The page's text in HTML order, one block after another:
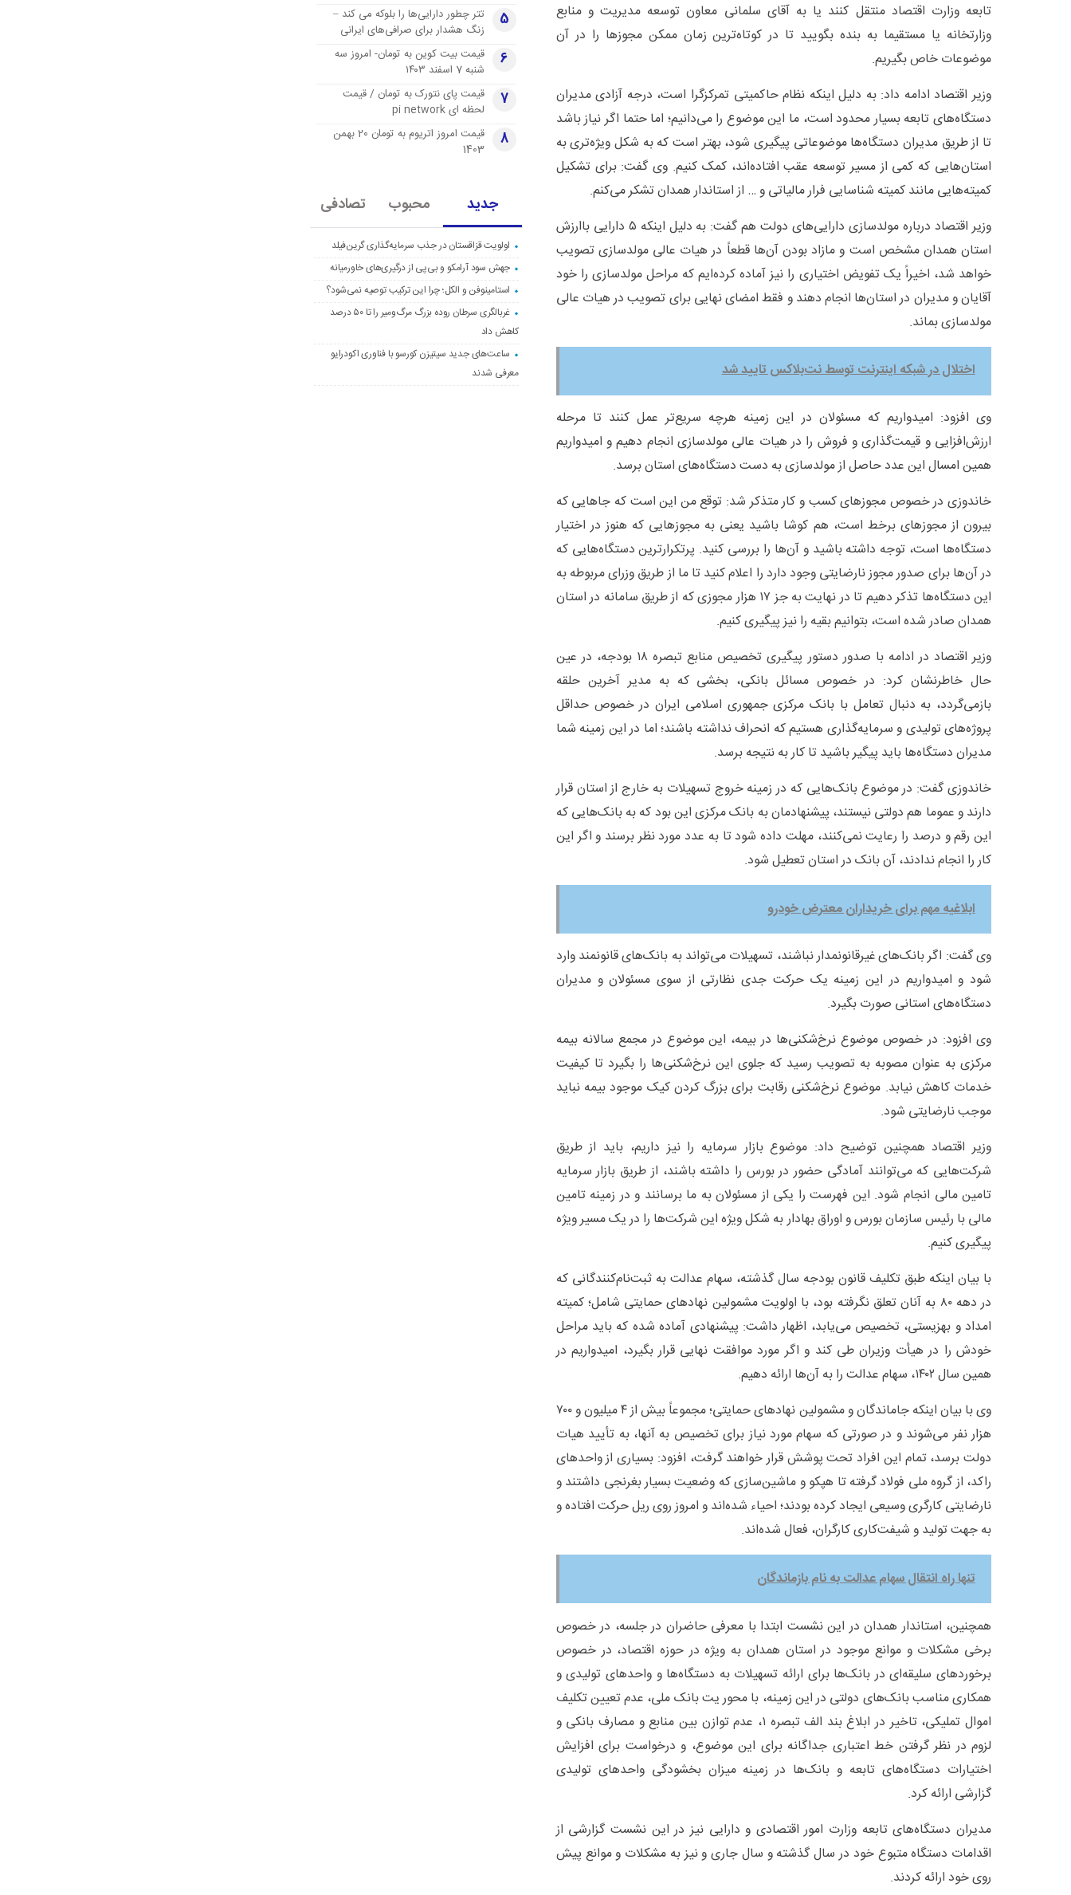
تابعه وزارت اقتصاد منتقل کنند یا به آقای سلمانی معاون توسعه مدیریت و منابع
وزارتخانه یا مستقیما به بنده بگویید تا در کوتاه‌ترین زمان ممکن مجوز‌ها را در آن
موضوعات خاص بگیریم.
وزیر اقتصاد ادامه داد: به دلیل اینکه نظام حاکمیتی تمرکزگرا است، درجه آزادی مدیران
دستگاه‌های تابعه بسیار محدود است، ما این موضوع را می‌دانیم؛ اما حتما اگر نیاز باشد
تا از طریق مدیران دستگاه‌ها موضوعاتی پیگیری شود، بهتر است که به شکل ویژه‌تری به
استان‌هایی که کمی از مسیر توسعه عقب افتاده‌اند، کمک کنیم. وی گفت: برای تشکیل
کمیته‌هایی مانند کمیته شناسایی فرار مالیاتی و … از استاندار همدان تشکر می‌کنم.
وزیر اقتصاد درباره مولدسازی دارایی‌های دولت هم گفت: به دلیل اینکه ۵ دارایی باارزش
استان همدان مشخص است و مازاد بودن آن‌ها قطعاً در هیات عالی مولدسازی تصویب
خواهد شد، اخیراً یک تفویض اختیاری را نیز آماده کرده‌ایم که مراحل مولدسازی را خود
آقایان و مدیران در استان‌ها انجام دهند و فقط امضای نهایی برای تصویب در هیات عالی
مولدسازی بماند.
اختلال در شبکه اینترنت توسط نت‌بلاکس تایید شد
وی افزود: امیدواریم که مسئولان در این زمینه هرچه سریع‌تر عمل کنند تا مرحله
ارزش‌افزایی و قیمت‌گذاری و فروش را در هیات عالی مولدسازی انجام دهیم و امیدواریم
همین امسال این عدد حاصل از مولدسازی به دست دستگاه‌های استان برسد.
خاندوزی در خصوص مجوز‌های کسب و کار متذکر شد: توقع من این است که جا‌هایی که
بیرون از مجوز‌های برخط است، هم کوشا باشید یعنی به مجوز‌هایی که هنوز در اختیار
دستگاه‌ها است، توجه داشته باشید و آن‌ها را بررسی کنید. پرتکرارترین دستگاه‌هایی که
در آن‌ها برای صدور مجوز نارضایتی وجود دارد را اعلام کنید تا ما از طریق وزرای مربوطه به
این دستگاه‌ها تذکر دهیم تا در نهایت به جز ۱۷ هزار مجوزی که از طریق سامانه در استان
همدان صادر شده است، بتوانیم بقیه را نیز پیگیری کنیم.
وزیر اقتصاد در ادامه با صدور دستور پیگیری تخصیص منابع تبصره ۱۸ بودجه، در عین
حال خاطرنشان کرد: در خصوص مسائل بانکی، بخشی که به مدیر آخرین حلقه
بازمی‌گردد، به دنبال تعامل با بانک مرکزی جمهوری اسلامی ایران در خصوص حداقل
پروژه‌های تولیدی و سرمایه‌گذاری هستیم که انحراف نداشته باشند؛ اما در این زمینه شما
مدیران دستگاه‌ها باید پیگیر باشید تا کار به نتیجه برسد.
خاندوزی گفت: در موضوع بانک‌هایی که در زمینه خروج تسهیلات به خارج از استان قرار
دارند و عموما هم دولتی نیستند، پیشنهادمان به بانک مرکزی این بود که به بانک‌هایی که
این رقم و درصد را رعایت نمی‌کنند، مهلت داده شود تا به عدد مورد نظر برسند و اگر این
کار را انجام ندادند، آن بانک در استان تعطیل شود.
ابلاغیه مهم برای خریداران معترض خودرو
وی گفت: اگر بانک‌های غیرقانونمدار نباشند، تسهیلات می‌تواند به بانک‌های قانونمند وارد
شود و امیدواریم در این زمینه یک حرکت جدی نظارتی از سوی مسئولان و مدیران
دستگاه‌های استانی صورت بگیرد.
وی افزود: در خصوص موضوع نرخ‌شکنی‌ها در بیمه، این موضوع در مجمع سالانه بیمه
مرکزی به عنوان مصوبه به تصویب رسید که جلوی این نرخ‌شکنی‌ها را بگیرد تا کیفیت
خدمات کاهش نیابد. موضوع نرخ‌شکنی رقابت برای بزرگ کردن کیک موجود بیمه نباید
موجب نارضایتی شود.
وزیر اقتصاد همچنین توضیح داد: موضوع بازار سرمایه را نیز داریم، باید از طریق
شرکت‌هایی که می‌توانند آمادگی حضور در بورس را داشته باشند، از طریق بازار سرمایه
تامین مالی انجام شود. این فهرست را یکی از مسئولان به ما برسانند و در زمینه تامین
مالی با رئیس سازمان بورس و اوراق بهادار به شکل ویژه این شرکت‌ها را در یک مسیر ویژه
پیگیری کنیم.
با بیان اینکه طبق تکلیف قانون بودجه سال گذشته، سهام عدالت به ثبت‌نام‌کنندگانی که
در دهه ۸۰ به آنان تعلق نگرفته بود، با اولویت مشمولین نهاد‌های حمایتی شامل؛ کمیته
امداد و بهزیستی، تخصیص می‌یابد، اظهار داشت: پیشنهادی آماده شده که باید مراحل
خودش را در هیأت وزیران طی کند و اگر مورد موافقت نهایی قرار بگیرد، امیدواریم در
همین سال ۱۴۰۲، سهام عدالت را به آن‌ها ارائه دهیم.
وی با بیان اینکه جاماندگان و مشمولین نهاد‌های حمایتی؛ مجموعاً بیش از ۴ میلیون و ۷۰۰
هزار نفر می‌شوند و در صورتی که سهام مورد نیاز برای تخصیص به آنها، به تأیید هیات
دولت برسد، تمام این افراد تحت پوشش قرار خواهند گرفت، افزود: بسیاری از واحد‌های
راکد، از گروه ملی فولاد گرفته تا هپکو و ماشین‌سازی که وضعیت بسیار بغرنجی داشتند و
نارضایتی کارگری وسیعی ایجاد کرده بودند؛ احیاء شده‌اند و امروز روی ریل حرکت افتاده و
به جهت تولید و شیفت‌کاری کارگران، فعال شده‌اند.
تنها راه انتقال سهام عدالت به نام بازماندگان
همچنین، استاندار همدان در این نشست ابتدا با معرفی حاضران در جلسه، در خصوص
برخی مشکلات و موانع موجود در استان همدان به ویژه در حوزه اقتصاد، در خصوص
برخورد‌های سلیقه‌ای در بانک‌ها برای ارائه تسهیلات به دستگاه‌ها و واحد‌های تولیدی و
همکاری مناسب بانک‌های دولتی در این زمینه، با محور یت بانک ملی، عدم تعیین تکلیف
اموال تملیکی، تاخیر در ابلاغ بند الف تبصره ۱، عدم توازن بین منابع و مصارف بانکی و
لزوم در نظر گرفتن خط اعتباری جداگانه برای این موضوع، و درخواست برای افزایش
اختیارات دستگاه‌های تابعه و بانک‌ها در زمینه میزان بخشودگی واحد‌های تولیدی
گزارشی ارائه کرد.
مدیران دستگاه‌های تابعه وزارت امور اقتصادی و دارایی نیز در این نشست گزارشی از
اقدامات دستگاه متبوع خود در سال گذشته و سال جاری و نیز به مشکلات و موانع پیش
روی خود ارائه کردند.
5
تتر چطور دارایی‌ها را بلوکه می کند –
زنگ هشدار برای صرافی‌های ایرانی
6
قیمت بیت کوین به تومان- امروز سه
شنبه 7 اسفند ۱۴۰۳
7
قیمت پای نتورک به تومان / قیمت
لحظه ای pi network
8
قیمت امروز اتریوم به تومان 20 بهمن
1403
جدید محبوب تصادفی
اولویت قزاقستان در جذب سرمایه‌گذاری گرین‌فیلد
جهش سود آرامکو و بی‌پی از درگیری‌های خاورمیانه
استامینوفن و الکل؛ چرا این ترکیب توصیه نمی‌شود؟
غربالگری سرطان روده بزرگ مرگ‌ومیر را تا ۵۰ درصد
کاهش داد
ساعت‌های جدید سیتیزن کورسو با فناوری اکودرایو
معرفی شدند